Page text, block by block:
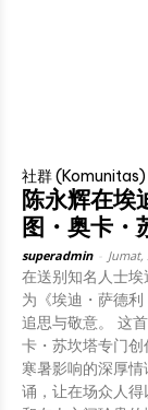
社群 (Komunitas)
陈永辉在埃
图・奥卡・
superadmin Jumat,
在送别知名人士
为《埃迪・萨德
追思与敬意。 这
卡・苏坎塔专门
寒暑影响的深厚
诵，让在场众人